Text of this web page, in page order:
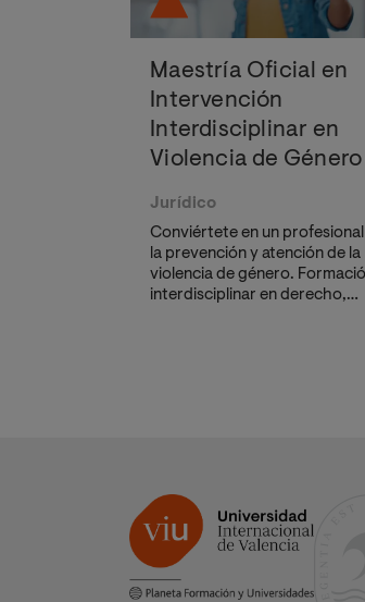
Maestría Oficial en
Intervención
Interdisciplinar en
Violencia de Género
Jurídico
Conviértete en un profesional
la prevención y atención de la
violencia de género.
interdisciplinar en derecho,